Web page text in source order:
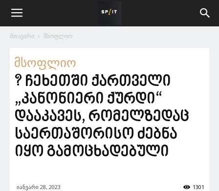
მთავარი მსოფლიო
მსოფლიო
? ჩეხეთში ქართველი
„კანონიერი ქურდი“
დააკავეს, რომელზედაც
საერთაშორისო ძებნა
იყო გამოცხადებული
იანვარი 28, 2023 1301